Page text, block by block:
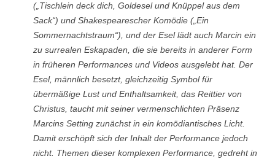
(„Tischlein deck dich, Goldesel und Knüppel aus dem
Sack“) und Shakespearescher Komödie („Ein
Sommernachtstraum“), und der Esel lädt auch Marcin ein
zu surrealen Eskapaden, die sie bereits in anderer Form
in früheren Performances und Videos ausgelebt hat. Der
Esel, männlich besetzt, gleichzeitig Symbol für
übermäßige Lust und Enthaltsamkeit, das Reittier von
Christus, taucht mit seiner vermenschlichten Präsenz
Marcins Setting zunächst in ein komödiantisches Licht.
Damit erschöpft sich der Inhalt der Performance jedoch
nicht. Themen dieser komplexen Performance, gedreht in